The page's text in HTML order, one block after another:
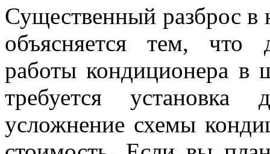
Существенный разброс в
объясняется тем, что
работы кондиционера в
требуется установка
усложнение схемы